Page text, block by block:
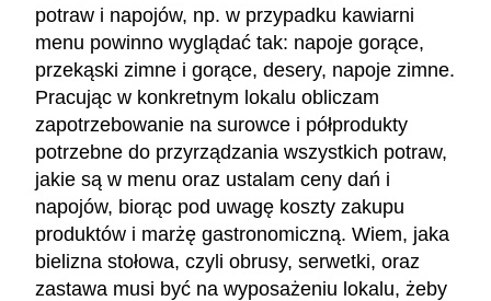
potraw i napojów, np. w przypadku kawiarni
menu powinno wyglądać tak: napoje gorące,
przekąski zimne i gorące, desery, napoje zimne.
Pracując w konkretnym lokalu obliczam
zapotrzebowanie na surowce i półprodukty
potrzebne do przyrządzania wszystkich potraw,
jakie są w menu oraz ustalam ceny dań i
napojów, biorąc pod uwagę koszty zakupu
produktów i marżę gastronomiczną. Wiem, jaka
bielizna stołowa, czyli obrusy, serwetki, oraz
zastawa musi być na wyposażeniu lokalu, żeby